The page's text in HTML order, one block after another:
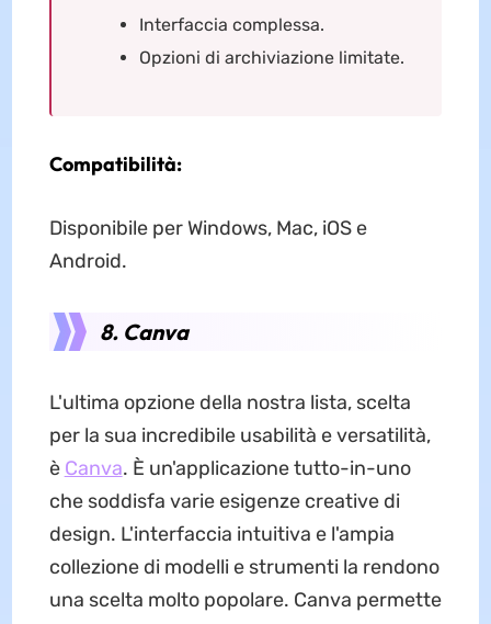
Interfaccia complessa.
Opzioni di archiviazione limitate.
Compatibilità:
Disponibile per Windows, Mac, iOS e
Android.
8. Canva
L'ultima opzione della nostra lista, scelta
per la sua incredibile usabilità e versatilità,
è Canva. È un'applicazione tutto-in-uno
che soddisfa varie esigenze creative di
design. L'interfaccia intuitiva e l'ampia
collezione di modelli e strumenti la rendono
una scelta molto popolare. Canva permette